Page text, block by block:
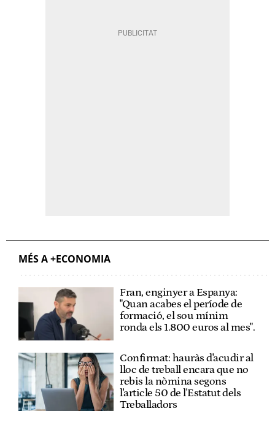
MÉS A +ECONOMIA
Fran, enginyer a Espanya:
"Quan acabes el període de
formació, el sou mínim
ronda els 1.800 euros al mes".
Confirmat: hauràs d'acudir al
lloc de treball encara que no
rebis la nòmina segons
l'article 50 de l'Estatut dels
Treballadors